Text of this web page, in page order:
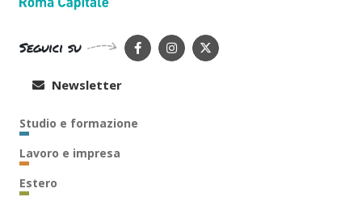
Seguici su
Newsletter
Studio e formazione
Lavoro e impresa
Estero